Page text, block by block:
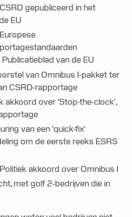
gepubliceerd in het
EU
van de EU
van Omnibus I-pakket ter
CSRD-rapportage
akkoord over 'Stop-the-clock',
van een 'quick-fix'
om de eerste reeks ESRS
akkoord over Omnibus I
met golf 2-bedrijven die in